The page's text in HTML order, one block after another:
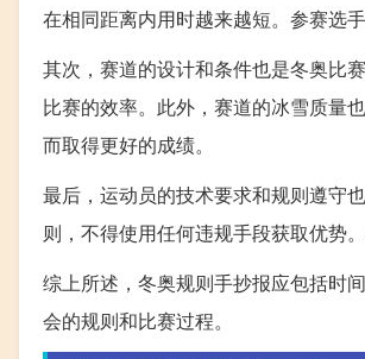
在相同距离内用时越来越短。参赛选
其次，赛道的设计和条件也是冬奥比
比赛的效率。此外，赛道的冰雪质量
而取得更好的成绩。
最后，运动员的技术要求和规则遵守
则，不得使用任何违规手段获取优势
综上所述，冬奥规则手抄报应包括时
会的规则和比赛过程。